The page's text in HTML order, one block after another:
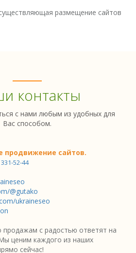
размещение сайтов
контакты
с нами любым из удобных для
Вас способом.
продвижение сайтов.
52-44
@gutako
ukraineseo
с радостью ответят на
ценим каждого из наших
сейчас!